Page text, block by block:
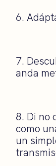
6.
7.
anda
8. Di no
como
un